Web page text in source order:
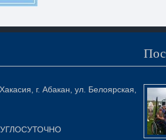
г. Абакан, ул. Белоярская,